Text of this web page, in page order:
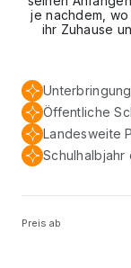
je nachdem,
ihr Zuhause
Öffentliche
Landesweite
Schulhalbjahr
Preis ab